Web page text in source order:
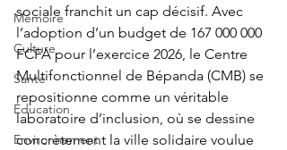
Mémoire
Culture
Santé
Éducation
Environnement
sociale franchit un cap décisif. Avec
l’adoption d’un budget de 167 000 000
FCFA pour l’exercice 2026, le Centre
Multifonctionnel de Bépanda (CMB) se
repositionne comme un véritable
laboratoire d’inclusion, où se dessine
concrètement la ville solidaire voulue